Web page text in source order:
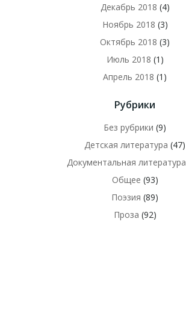
Декабрь 2018 (4)
Ноябрь 2018 (3)
Октябрь 2018 (3)
Июль 2018 (1)
Апрель 2018 (1)
Рубрики
Без рубрики (9)
Детская литература (47)
Документальная литература
Общее (93)
Поэзия (89)
Проза (92)